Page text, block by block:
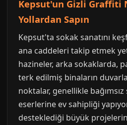
Kepsut'un Gizli Graffiti
Yollardan Sapın
Kepsut'ta sokak sanatını
ana caddeleri takip etmek
hazineler, arka sokaklarda,
terk edilmiş binaların
noktalar, genellikle bağımsız
eserlerine ev sahipliği
desteklediği büyük